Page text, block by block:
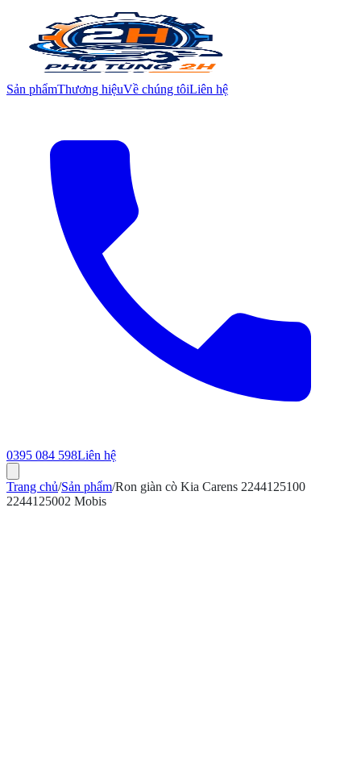
Sản phẩmThương hiệuVề chúng tôiLiên hệ
0395 084 598Liên hệ
Trang chủ/Sản phẩm/Ron giàn cò Kia Carens 2244125100
2244125002 Mobis